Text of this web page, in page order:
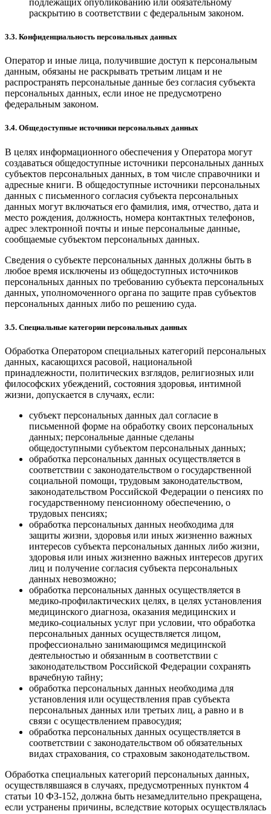
подлежащих опубликованию или обязательному
раскрытию в соответствии с федеральным законом.
3.3. Конфиденциальность персональных данных
Оператор и иные лица, получившие доступ к персональным
данным, обязаны не раскрывать третьим лицам и не
распространять персональные данные без согласия субъекта
персональных данных, если иное не предусмотрено
федеральным законом.
3.4. Общедоступные источники персональных данных
В целях информационного обеспечения у Оператора могут
создаваться общедоступные источники персональных данных
субъектов персональных данных, в том числе справочники и
адресные книги. В общедоступные источники персональных
данных с письменного согласия субъекта персональных
данных могут включаться его фамилия, имя, отчество, дата и
место рождения, должность, номера контактных телефонов,
адрес электронной почты и иные персональные данные,
сообщаемые субъектом персональных данных.
Сведения о субъекте персональных данных должны быть в
любое время исключены из общедоступных источников
персональных данных по требованию субъекта персональных
данных, уполномоченного органа по защите прав субъектов
персональных данных либо по решению суда.
3.5. Специальные категории персональных данных
Обработка Оператором специальных категорий персональных
данных, касающихся расовой, национальной
принадлежности, политических взглядов, религиозных или
философских убеждений, состояния здоровья, интимной
жизни, допускается в случаях, если:
субъект персональных данных дал согласие в
письменной форме на обработку своих персональных
данных; персональные данные сделаны
общедоступными субъектом персональных данных;
обработка персональных данных осуществляется в
соответствии с законодательством о государственной
социальной помощи, трудовым законодательством,
законодательством Российской Федерации о пенсиях по
государственному пенсионному обеспечению, о
трудовых пенсиях;
обработка персональных данных необходима для
защиты жизни, здоровья или иных жизненно важных
интересов субъекта персональных данных либо жизни,
здоровья или иных жизненно важных интересов других
лиц и получение согласия субъекта персональных
данных невозможно;
обработка персональных данных осуществляется в
медико-профилактических целях, в целях установления
медицинского диагноза, оказания медицинских и
медико-социальных услуг при условии, что обработка
персональных данных осуществляется лицом,
профессионально занимающимся медицинской
деятельностью и обязанным в соответствии с
законодательством Российской Федерации сохранять
врачебную тайну;
обработка персональных данных необходима для
установления или осуществления прав субъекта
персональных данных или третьих лиц, а равно и в
связи с осуществлением правосудия;
обработка персональных данных осуществляется в
соответствии с законодательством об обязательных
видах страхования, со страховым законодательством.
Обработка специальных категорий персональных данных,
осуществлявшаяся в случаях, предусмотренных пунктом 4
статьи 10 ФЗ-152, должна быть незамедлительно прекращена,
если устранены причины, вследствие которых осуществлялась